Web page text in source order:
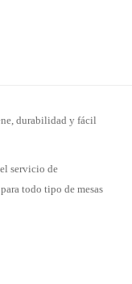
durabilidad y fácil
servicio de
todo tipo de mesas